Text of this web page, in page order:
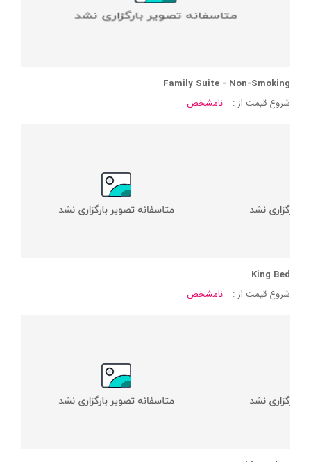
Family Suite - Non-Smoking
شروع قیمت از :
نامشخص
King Bed
شروع قیمت از :
نامشخص